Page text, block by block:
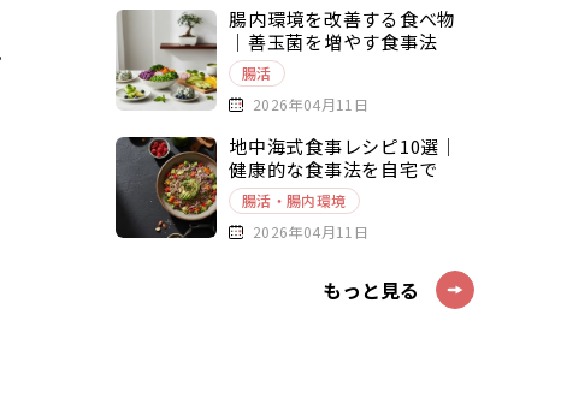
腸内環境を改善する食べ物
｜善玉菌を増やす食事法
腸活
2026年04月11日
地中海式食事レシピ10選｜
健康的な食事法を自宅で
腸活・腸内環境
2026年04月11日
もっと見る